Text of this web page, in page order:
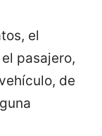
el
pasajero,
de